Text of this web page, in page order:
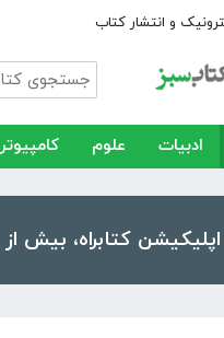
و انتشار کتاب
ادبیات علوم کامپیوتر
کتابراه، بیش از ۵۰،۰۰۰ کتاب، کتاب صوتی و رمان را در موبایل و تبلت خود داشته باشید!